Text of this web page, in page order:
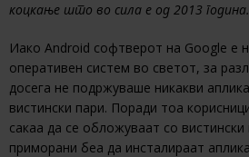
коцкање што во сила е од 2013 година.
Иако Android софтверот на Google е
оперативен систем во светот, за
досега не подржуваше никакви
вистински пари. Поради тоа
сакаа да се обложуваат со
приморани беа да инсталираат